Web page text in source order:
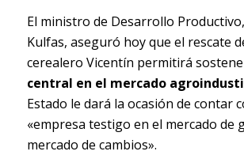
El ministro de Desarrollo
Kulfas, aseguró hoy que el rescate
cerealero Vicentín permitirá
central en el mercado
Estado le dará la ocasión de contar
«empresa testigo en el mercado de
mercado de cambios».